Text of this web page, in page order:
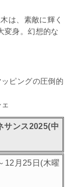
は、素敵に輝く
変身。幻想的な
ピングの圧倒的
サンス2025(中
12月25日(木曜